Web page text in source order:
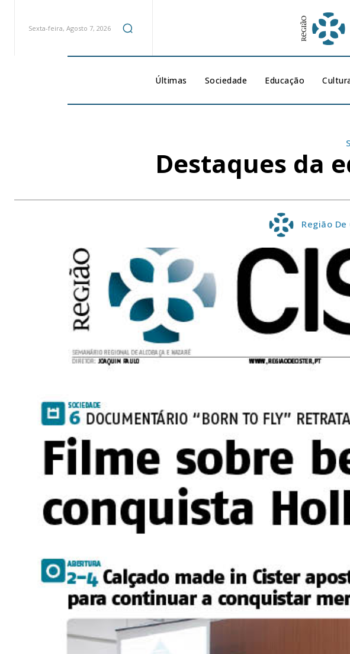
Sexta-feira, Agosto 7, 2026
Últimas Sociedade Educação
Destaques da
Região